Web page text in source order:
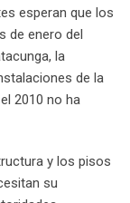
esperan que los
de enero del
la
de la
2010 no ha
y los pisos
su